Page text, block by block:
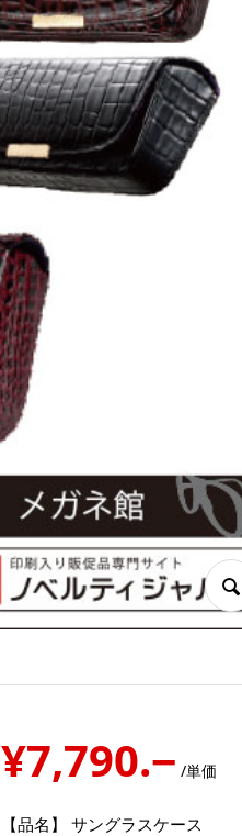
¥7,790.− /単価
【品名】
サングラスケース